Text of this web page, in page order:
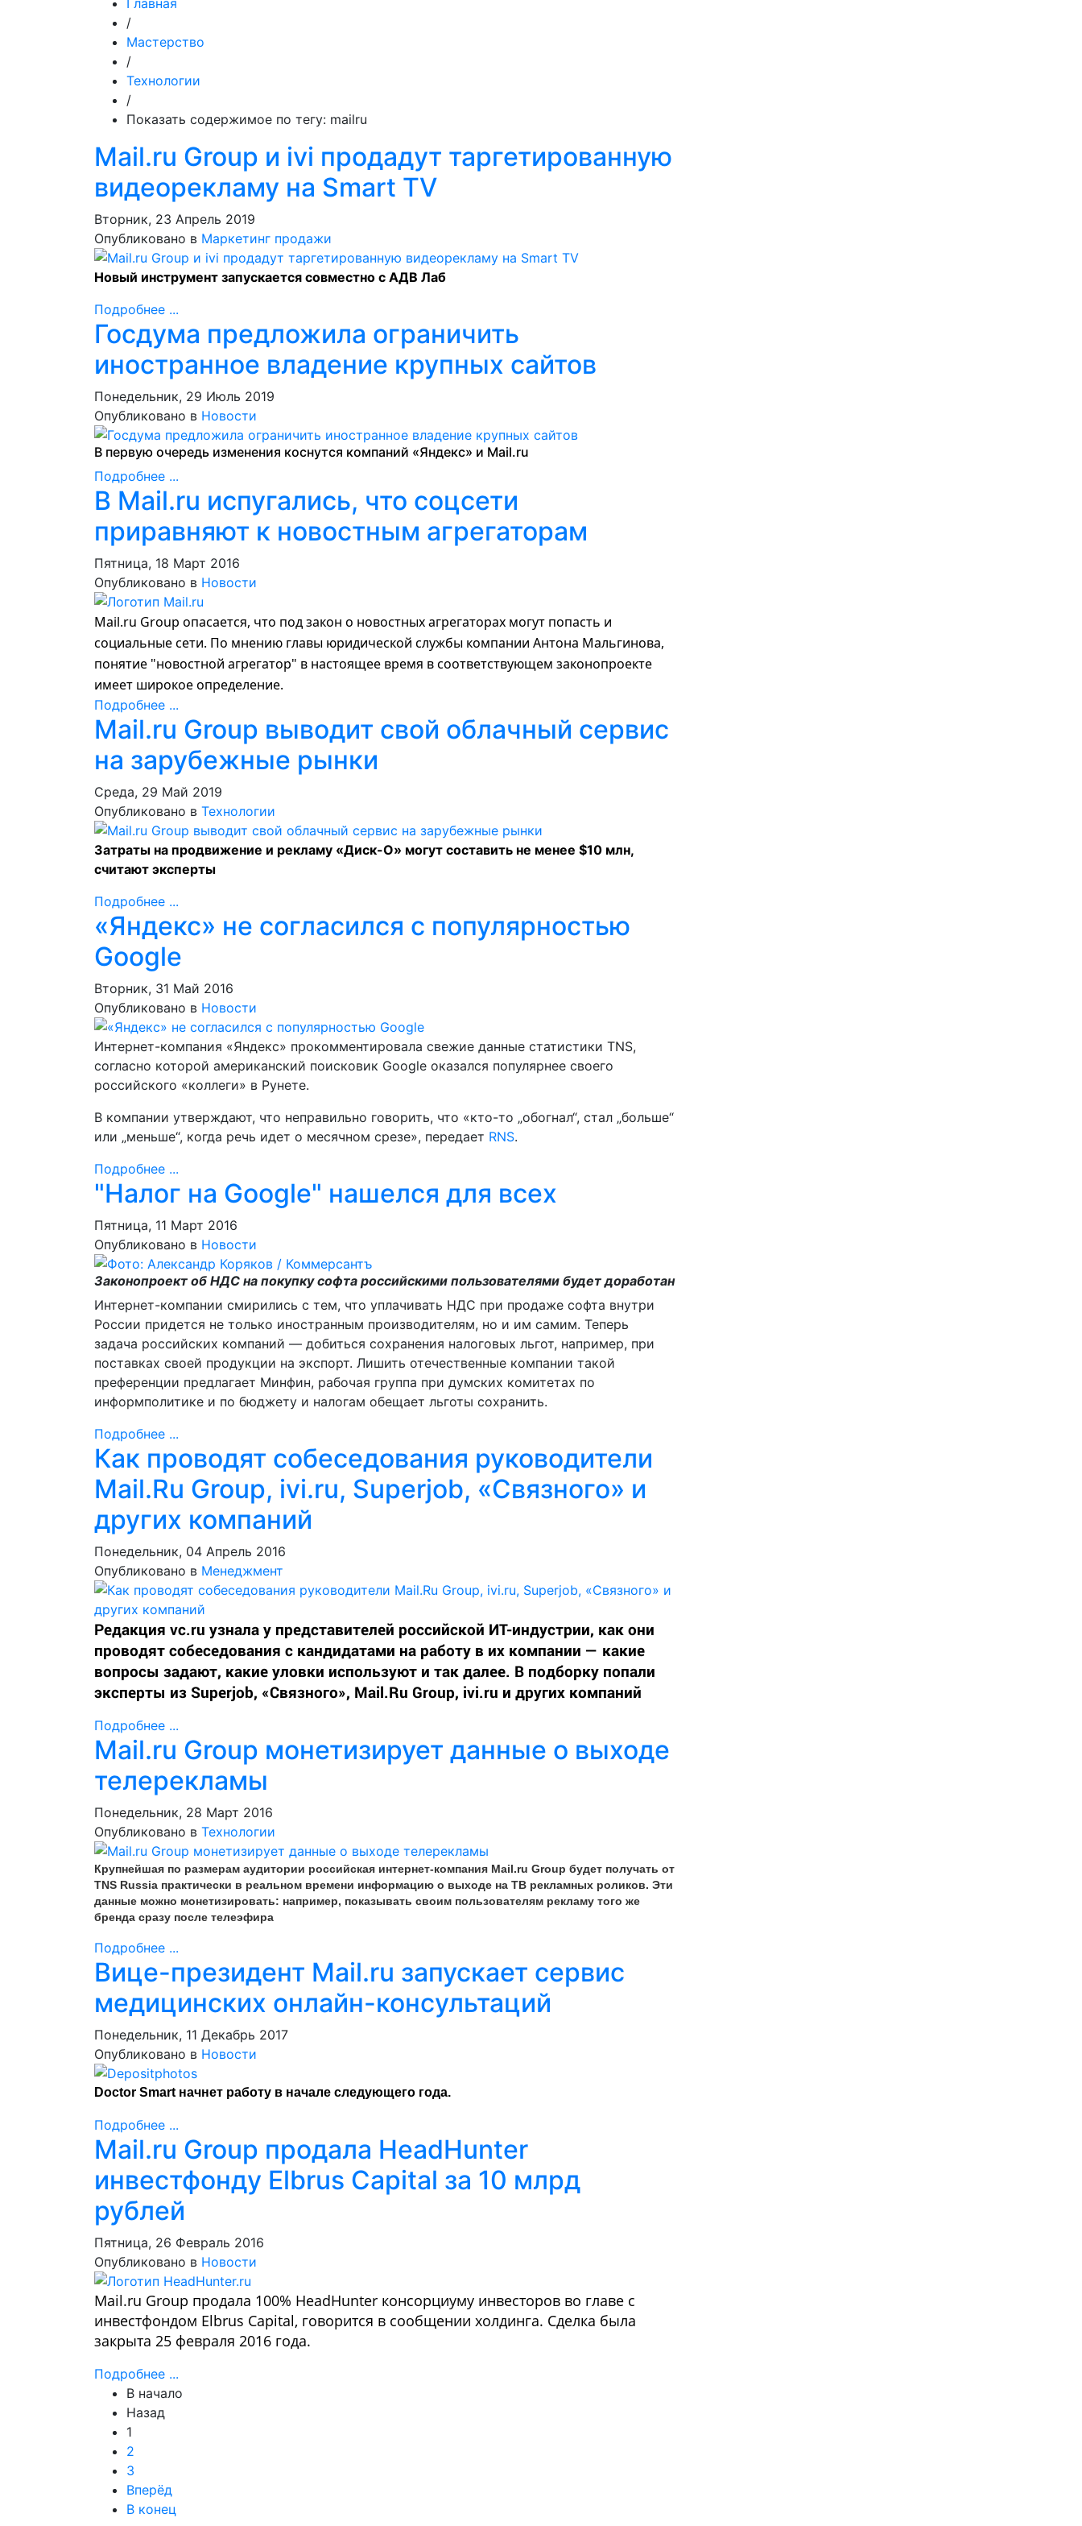
Главная
/
Мастерство
/
Технологии
/
Показать содержимое по тегу: mailru
Mail.ru Group и ivi продадут таргетированную
видеорекламу на Smart TV
Вторник, 23 Апрель 2019
Опубликовано в Маркетинг продажи
Новый инструмент запускается совместно с АДВ Лаб
Подробнее ...
Госдума предложила ограничить
иностранное владение крупных сайтов
Понедельник, 29 Июль 2019
Опубликовано в Новости
В первую очередь изменения коснутся компаний «Яндекс» и Mail.ru
Подробнее ...
В Mail.ru испугались, что соцсети
приравняют к новостным агрегаторам
Пятница, 18 Март 2016
Опубликовано в Новости
Mail.ru Group опасается, что под закон о новостных агрегаторах могут попасть и
социальные сети. По мнению главы юридической службы компании Антона Мальгинова,
понятие "новостной агрегатор" в настоящее время в соответствующем законопроекте
имеет широкое определение.
Подробнее ...
Mail.ru Group выводит свой облачный сервис
на зарубежные рынки
Среда, 29 Май 2019
Опубликовано в Технологии
Затраты на продвижение и рекламу «Диск-О» могут составить не менее $10 млн,
считают эксперты
Подробнее ...
«Яндекс» не согласился с популярностью
Google
Вторник, 31 Май 2016
Опубликовано в Новости
Интернет-компания «Яндекс» прокомментировала свежие данные статистики TNS,
согласно которой американский поисковик Google оказался популярнее своего
российского «коллеги» в Рунете.
В компании утверждают, что неправильно говорить, что «кто-то „обогнал“, стал „больше“
или „меньше“, когда речь идет о месячном срезе», передает RNS.
Подробнее ...
"Налог на Google" нашелся для всех
Пятница, 11 Март 2016
Опубликовано в Новости
Законопроект об НДС на покупку софта российскими пользователями будет доработан
Интернет-компании смирились с тем, что уплачивать НДС при продаже софта внутри
России придется не только иностранным производителям, но и им самим. Теперь
задача российских компаний — добиться сохранения налоговых льгот, например, при
поставках своей продукции на экспорт. Лишить отечественные компании такой
преференции предлагает Минфин, рабочая группа при думских комитетах по
информполитике и по бюджету и налогам обещает льготы сохранить.
Подробнее ...
Как проводят собеседования руководители
Mail.Ru Group, ivi.ru, Superjob, «Связного» и
других компаний
Понедельник, 04 Апрель 2016
Опубликовано в Менеджмент
Редакция vc.ru узнала у представителей российской ИТ-индустрии, как они
проводят собеседования с кандидатами на работу в их компании — какие
вопросы задают, какие уловки используют и так далее. В подборку попали
эксперты из Superjob, «Связного», Mail.Ru Group, ivi.ru и других компаний
Подробнее ...
Mail.ru Group монетизирует данные о выходе
телерекламы
Понедельник, 28 Март 2016
Опубликовано в Технологии
Крупнейшая по размерам аудитории российская интернет-компания Mail.ru Group будет получать от
TNS Russia практически в реальном времени информацию о выходе на ТВ рекламных роликов. Эти
данные можно монетизировать: например, показывать своим пользователям рекламу того же
бренда сразу после телеэфира
Подробнее ...
Вице-президент Mail.ru запускает сервис
медицинских онлайн-консультаций
Понедельник, 11 Декабрь 2017
Опубликовано в Новости
Doctor Smart начнет работу в начале следующего года.
Подробнее ...
Mail.ru Group продала HeadHunter
инвестфонду Elbrus Capital за 10 млрд
рублей
Пятница, 26 Февраль 2016
Опубликовано в Новости
Mail.ru Group продала 100% HeadHunter консорциуму инвесторов во главе с
инвестфондом Elbrus Capital, говорится в сообщении холдинга. Сделка была
закрыта 25 февраля 2016 года.
Подробнее ...
В начало
Назад
1
2
3
Вперёд
В конец